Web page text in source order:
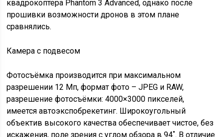
квадрокоптера Phantom 3 Advanced, однако после
прошивки возможности дронов в этом плане
сравнялись.
Камера с подвесом
Фотосъёмка производится при максимальном
разрешении 12 Мп, формат фото – JPEG и RAW,
разрешение фотосъёмки: 4000×3000 пикселей,
имеется автоэкспобрекетинг. Широкоугольный
объектив высокого качества обеспечивает чистое, без
искажения, поле зрения с углом обзора в 94˚. В отличие